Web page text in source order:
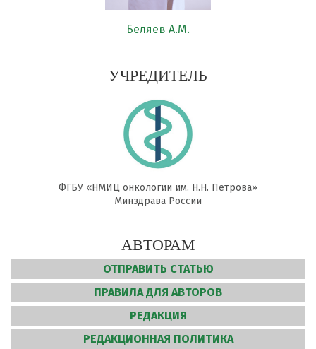
Беляев А.М.
УЧРЕДИТЕЛЬ
ФГБУ «НМИЦ онкологии им. Н.Н. Петрова»
Минздрава России
АВТОРАМ
ОТПРАВИТЬ СТАТЬЮ
ПРАВИЛА ДЛЯ АВТОРОВ
РЕДАКЦИЯ
РЕДАКЦИОННАЯ ПОЛИТИКА